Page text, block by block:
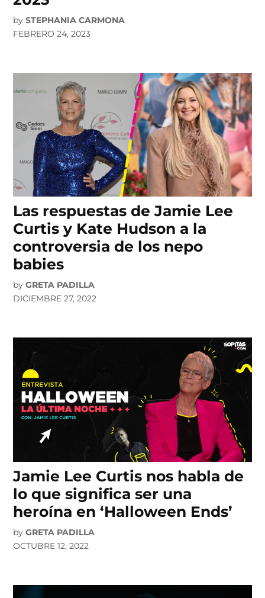
by STEPHANIA CARMONA
FEBRERO 24, 2023
Las respuestas de Jamie Lee
Curtis y Kate Hudson a la
controversia de los nepo
babies
by GRETA PADILLA
DICIEMBRE 27, 2022
Jamie Lee Curtis nos habla de
lo que significa ser una
heroína en ‘Halloween Ends’
by GRETA PADILLA
OCTUBRE 12, 2022